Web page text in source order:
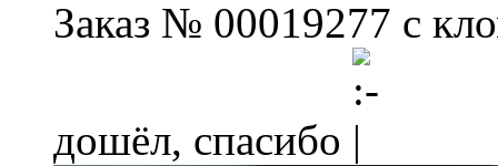
Заказ № 00019277 с
дошёл, спасибо